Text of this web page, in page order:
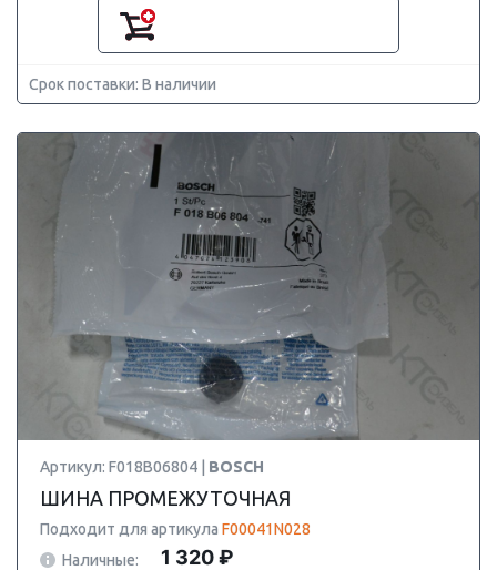
Срок поставки: В наличии
Артикул: F018B06804 | BOSCH
ШИНА ПРОМЕЖУТОЧНАЯ
Подходит для артикула F00041N028
Наличные:
1 320 ₽